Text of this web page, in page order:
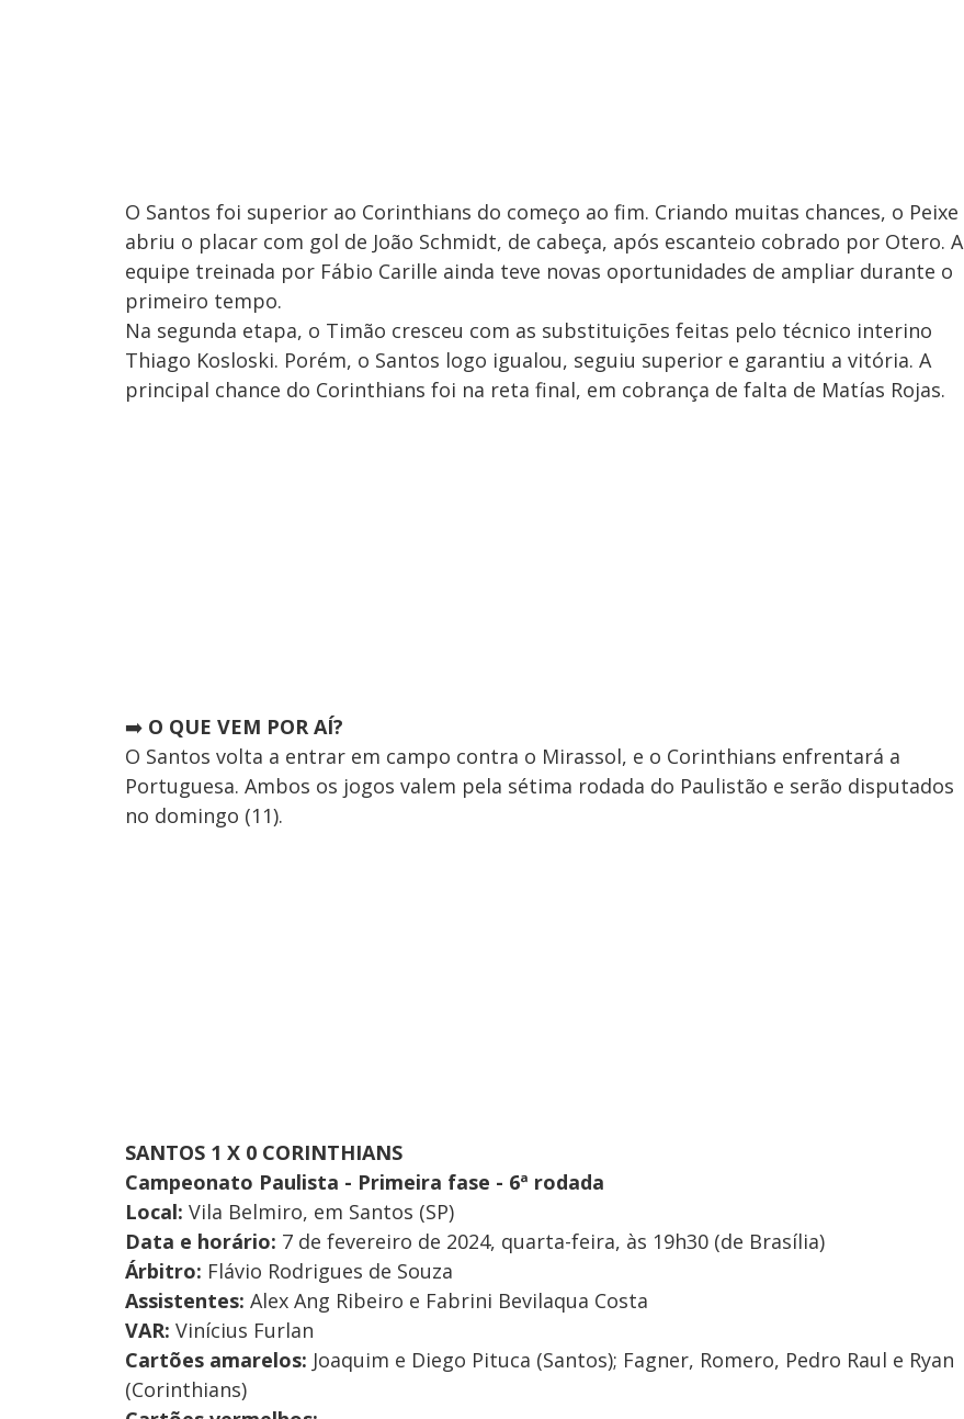
O Santos foi superior ao Corinthians do começo ao fim. Criando muitas chances, o Peixe
abriu o placar com gol de João Schmidt, de cabeça, após escanteio cobrado por Otero. A
equipe treinada por Fábio Carille ainda teve novas oportunidades de ampliar durante o
primeiro tempo.
Na segunda etapa, o Timão cresceu com as substituições feitas pelo técnico interino
Thiago Kosloski. Porém, o Santos logo igualou, seguiu superior e garantiu a vitória. A
principal chance do Corinthians foi na reta final, em cobrança de falta de Matías Rojas.
➡️ O QUE VEM POR AÍ?
O Santos volta a entrar em campo contra o Mirassol, e o Corinthians enfrentará a
Portuguesa. Ambos os jogos valem pela sétima rodada do Paulistão e serão disputados
no domingo (11).
SANTOS 1 X 0 CORINTHIANS
Campeonato Paulista - Primeira fase - 6ª rodada
Local: Vila Belmiro, em Santos (SP)
Data e horário: 7 de fevereiro de 2024, quarta-feira, às 19h30 (de Brasília)
Árbitro: Flávio Rodrigues de Souza
Assistentes: Alex Ang Ribeiro e Fabrini Bevilaqua Costa
VAR: Vinícius Furlan
Cartões amarelos: Joaquim e Diego Pituca (Santos); Fagner, Romero, Pedro Raul e Ryan
(Corinthians)